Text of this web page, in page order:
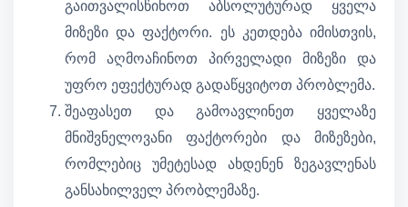
გაითვალისწინოთ აბსოლუტურად ყველა
მიზეზი და ფაქტორი. ეს კეთდება იმისთვის,
რომ აღმოაჩინოთ პირველადი მიზეზი და
უფრო ეფექტურად გადაწყვიტოთ პრობლემა.
შეაფასეთ და გამოავლინეთ ყველაზე
მნიშვნელოვანი ფაქტორები და მიზეზები,
რომლებიც უმეტესად ახდენენ ზეგავლენას
განსახილველ პრობლემაზე.